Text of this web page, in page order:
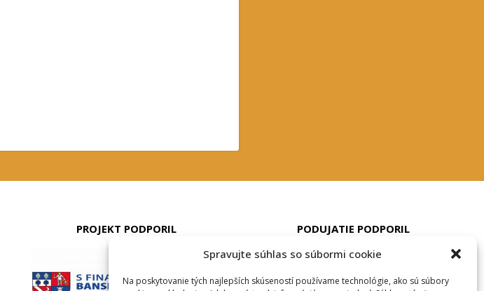
Spravujte súhlas so súbormi cookie
Na poskytovanie tých najlepších skúseností používame technológie, ako sú súbory
PROJEKT PODPORIL PODUJATIE PODPORIL